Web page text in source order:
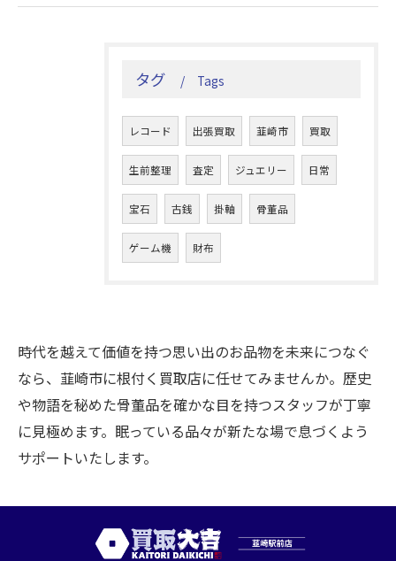
タグ Tags
レコード 出張買取 韮崎市 買取
生前整理 査定 ジュエリー 日常
宝石 古銭 掛軸 骨董品
ゲーム機 財布
時代を越えて価値を持つ思い出のお品物を未来につなぐ
なら、韮崎市に根付く買取店に任せてみませんか。歴史
や物語を秘めた骨董品を確かな目を持つスタッフが丁寧
に見極めます。眠っている品々が新たな場で息づくよう
サポートいたします。